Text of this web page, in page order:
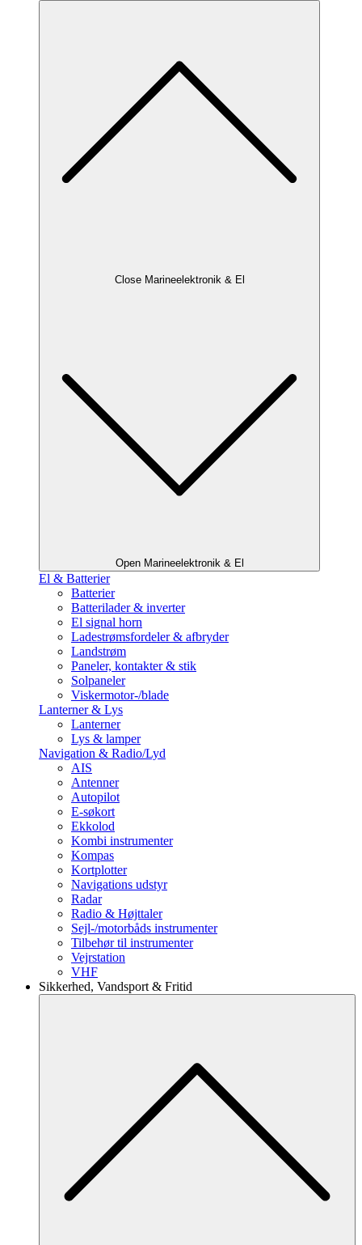
Close Marineelektronik & El
Open Marineelektronik & El
El & Batterier
Batterier
Batterilader & inverter
El signal horn
Ladestrømsfordeler & afbryder
Landstrøm
Paneler, kontakter & stik
Solpaneler
Viskermotor-/blade
Lanterner & Lys
Lanterner
Lys & lamper
Navigation & Radio/Lyd
AIS
Antenner
Autopilot
E-søkort
Ekkolod
Kombi instrumenter
Kompas
Kortplotter
Navigations udstyr
Radar
Radio & Højttaler
Sejl-/motorbåds instrumenter
Tilbehør til instrumenter
Vejrstation
VHF
Sikkerhed, Vandsport & Fritid